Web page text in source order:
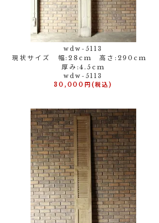
wdw-5113
現状サイズ 幅:28cm 高さ:290cm
厚み:4.5cm
wdw-5113
30,000円(税込)